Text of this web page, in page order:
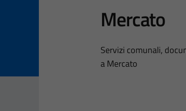
Mercato
Dettagli
Servizi comunali,
a Mercato